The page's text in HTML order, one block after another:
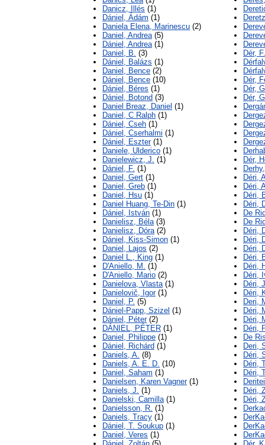
Danicz, Illés (1)
Dániel, Ádám (1)
Daniela Elena, Marinescu (2)
Daniel, Andrea(5)
Dániel, Andrea(1)
Daniel, B. (3)
Dániel, Balázs (1)
Daniel, Bence (2)
Dániel, Bence (10)
Dániel, Béres (1)
Dániel, Botond (3)
Daniel Breaz, Daniel (1)
Daniel, C Ralph (1)
Dániel, Cseh (1)
Dániel, Cserhalmi (1)
Dániel, Eszter(1)
Daniele, Ulderico (1)
Danielewicz, J. (1)
Dániel, F. (1)
Daniel, Gert (1)
Daniel, Greb (1)
Daniel, Hsu (1)
Daniel Huang, Te-Din (1)
Dániel, István (1)
Danielisz, Béla(3)
Danielisz, Dóra(2)
Dániel, Kiss-Simon (1)
Daniel, Lajos (2)
Daniel L., King (1)
D'Aniello, M. (1)
D'Aniello, Mario (2)
Danielova, Vlasta(1)
Danielovič, Igor(1)
Daniel, P. (5)
Dániel-Papp, Szizel (1)
Dániel, Péter(2)
DÁNIEL, PÉTER (1)
Daniel, Philippe (1)
Dániel, Richárd (1)
Daniels, A. (8)
Daniels, A. E. D. (10)
Daniel, Saham (1)
Danielsen, Karen Vagner(1)
Daniels, J. (1)
Danielski, Camilla(1)
Danielsson, R. (1)
Daniels, Tracy (1)
Dániel, T. Soukup (1)
Daniel, Veres (1)
Dér, F.
Dér,
Dér,
Dér,
Dér,
Déri,
Déri,
Déri,
Déri,
De
De
Déri,
Déri,
Déri,
Déri,
Déri,
Déri,
Déri,
Déri,
Deri,
Déri,
Déri,
Déri,
De
Deri,
Déri,
Déri,
Déri,
Déri,
Déri,